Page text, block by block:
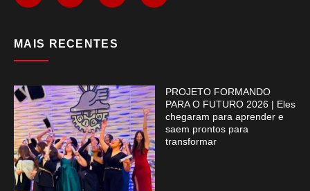
MAIS RECENTES
PROJETO FORMANDO
PARA O FUTURO 2026 | Eles
chegaram para aprender e
saem prontos para
transformar